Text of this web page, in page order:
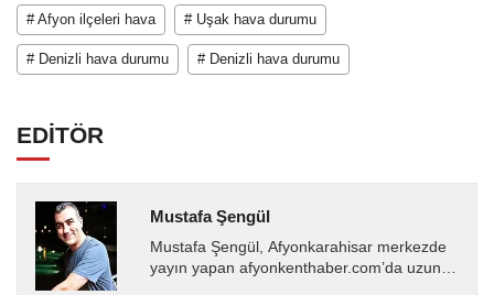
# Afyon ilçeleri hava # Uşak hava durumu
# Denizli hava durumu # Denizli hava durumu
EDİTÖR
Mustafa Şengül
Mustafa Şengül, Afyonkarahisar merkezde
yayın yapan afyonkenthaber.com’da uzun